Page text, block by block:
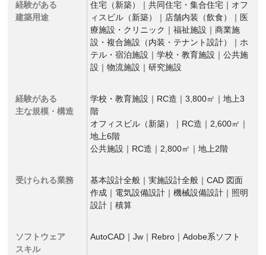
経験がある
建築用途
住宅（新築）｜共同住宅・集合住宅｜オフ
ィスビル（新築）｜店舗内装（飲食）｜医
療施設・クリニック｜福祉施設｜商業施
設・複合施設（内装・テナント設計）｜ホ
テル・宿泊施設｜学校・教育施設｜公共施
設｜物流施設｜研究施設
経験がある
主な規模・構造
学校・教育施設｜RC造｜3,800㎡｜地上3
階
オフィスビル（新築）｜RC造｜2,600㎡｜
地上6階
公共施設｜RC造｜2,800㎡｜地上2階
受けられる業務
基本設計全般｜実施設計全般｜CAD 図面
作成｜電気設備設計｜機械設備設計｜照明
設計｜積算
ソフトウェア
スキル
AutoCAD｜Jw｜Rebro｜Adobe系ソフト